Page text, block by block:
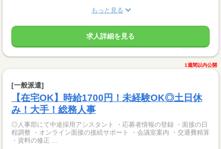
もっと見る
求人詳細を見る
1週間以内公開
[一般派遣]
【在宅OK】時給1700円！未経験OK◎土日休
み！大手！総務人事
◎人事部にて中途採用アシスタント ・応募者情報の登録 ・面接の日
程調整 ・オンライン面接の接続サポート ・会議室案内 ・交通費精算
・資料の修正 ...